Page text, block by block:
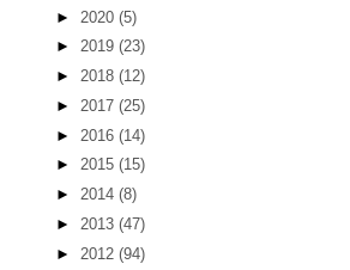
► 2020 (5)
► 2019 (23)
► 2018 (12)
► 2017 (25)
► 2016 (14)
► 2015 (15)
► 2014 (8)
► 2013 (47)
► 2012 (94)